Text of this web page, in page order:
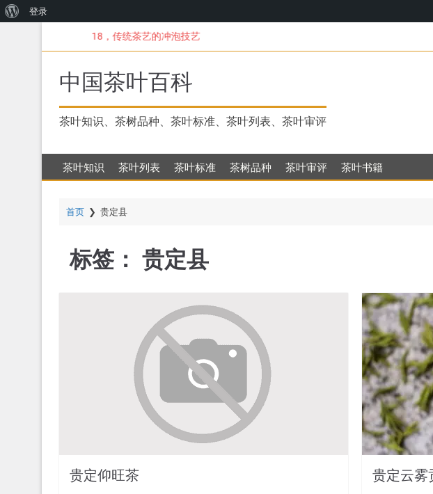
WordPress
登录
到
18，传统茶艺的冲泡技艺
中国茶叶百科
茶叶知识、茶树品种、茶叶标准、茶叶列表、茶叶审评
茶叶知识 茶叶列表 茶叶标准 茶树品种 茶叶审评 茶叶书籍
首页❯ 贵定县
标签： 贵定县
贵定仰旺茶 贵定云雾